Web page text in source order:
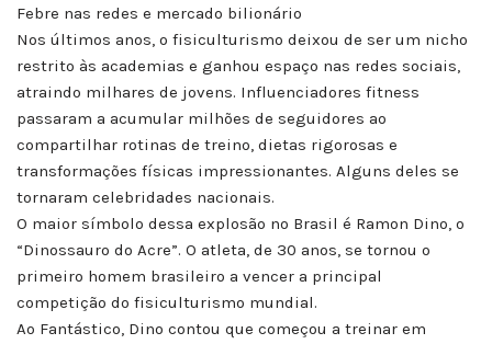
Febre nas redes e mercado bilionário
Nos últimos anos, o fisiculturismo deixou de ser um nicho
restrito às academias e ganhou espaço nas redes sociais,
atraindo milhares de jovens. Influenciadores fitness
passaram a acumular milhões de seguidores ao
compartilhar rotinas de treino, dietas rigorosas e
transformações físicas impressionantes. Alguns deles se
tornaram celebridades nacionais.
O maior símbolo dessa explosão no Brasil é Ramon Dino, o
“Dinossauro do Acre”. O atleta, de 30 anos, se tornou o
primeiro homem brasileiro a vencer a principal
competição do fisiculturismo mundial.
Ao Fantástico, Dino contou que começou a treinar em